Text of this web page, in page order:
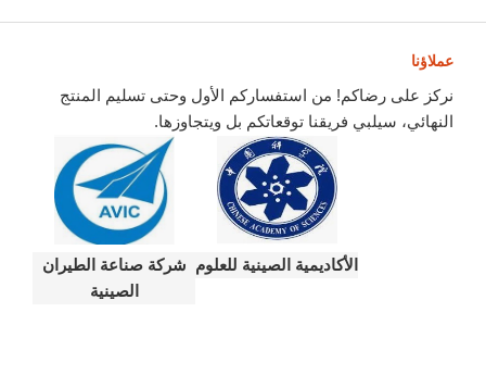
عملاؤنا
نركز على رضاكم! من استفساركم الأول وحتى تسليم المنتج
النهائي، سيلبي فريقنا توقعاتكم بل ويتجاوزها.
شركة صناعة الطيران
الصينية
الأكاديمية الصينية للعلوم